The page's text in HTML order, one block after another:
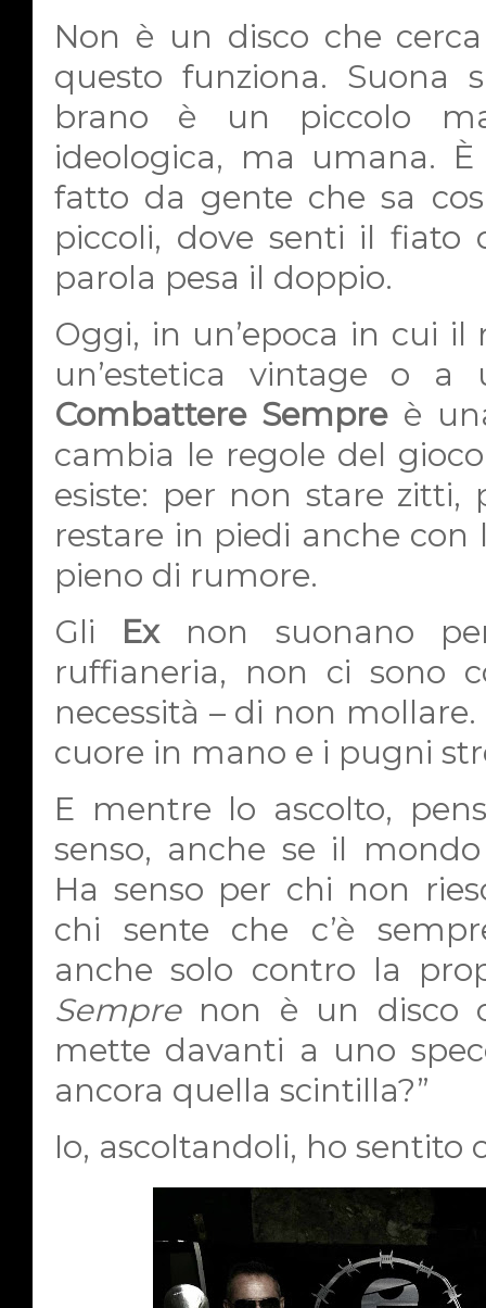
Non è un disco che
questo funziona. Suona
brano è un piccolo
ideologica, ma umana.
fatto da gente che sa
piccoli, dove senti il fiato
parola pesa il doppio.
Oggi, in un’epoca in cui
un’estetica vintage o a
Combattere Sempreè
cambia le regole del
esiste: per non stare zitti,
restare in piedi anche con
pieno di rumore.
Gli Ex non suonano
ruffianeria, non ci sono
necessità – di non
cuore in mano e i pugni
E mentre lo ascolto,
senso, anche se il
Ha senso per chi non
chi sente che c’è
anche solo contro la
Semprenon è un disco
mette davanti a uno
ancora quella scintilla?”
Io, ascoltandoli, ho sentito